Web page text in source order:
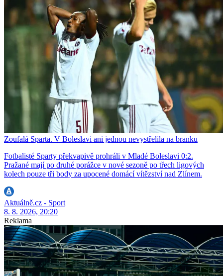
Zoufalá Sparta. V Boleslavi ani jednou nevystřelila na branku
Fotbalisté Sparty překvapivě prohráli v Mladé Boleslavi 0:2.
Pražané mají po druhé porážce v nové sezoně po třech ligových
kolech pouze tři body za upocené domácí vítězství nad Zlínem.
Aktuálně.cz - Sport
8. 8. 2026, 20:20
Reklama